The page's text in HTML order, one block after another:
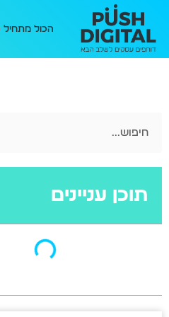
הכול מתחיל
תוכן עניינים